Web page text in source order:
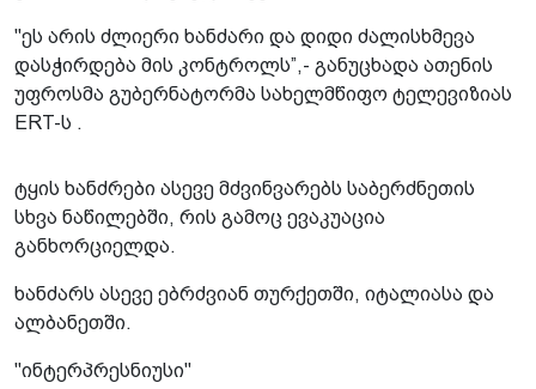
"ეს არის ძლიერი ხანძარი და დიდი ძალისხმევა
დასჭირდება მის კონტროლს”,- განუცხადა ათენის
უფროსმა გუბერნატორმა სახელმწიფო ტელევიზიას
ERT-ს .
ტყის ხანძრები ასევე მძვინვარებს საბერძნეთის
სხვა ნაწილებში, რის გამოც ევაკუაცია
განხორციელდა.
ხანძარს ასევე ებრძვიან თურქეთში, იტალიასა და
ალბანეთში.
"ინტერპრესნიუსი"